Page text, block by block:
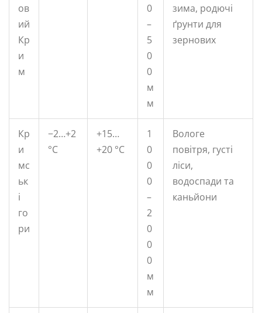
ов
ий
Кр
и
м
0
–
5
0
0
м
м
зима, родючі
ґрунти для
зернових
Кр
и
мс
ьк
і
го
ри
−2…+2
°C
+15…
+20 °C
1
0
0
0
–
2
0
0
0
м
м
Вологе
повітря, густі
ліси,
водоспади та
каньйони